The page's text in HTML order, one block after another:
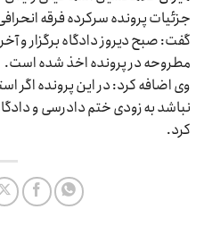
جزئیات پرونده سرکرده فرقه
گفت: صبح دیروز دادگاه برگزار و
مطروحه در پرونده اخذ شده است.
وی اضافه کرد: در این پرونده اگر
نباشد به زودی ختم دادرسی و
کرد.